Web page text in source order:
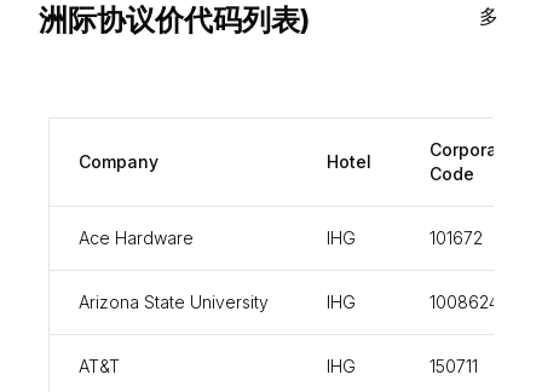
洲际协议价代码列表)
多
Company Hotel
Corporate
Code
Ace Hardware IHG 101672
Arizona State University IHG 100862437
AT&T IHG 150711